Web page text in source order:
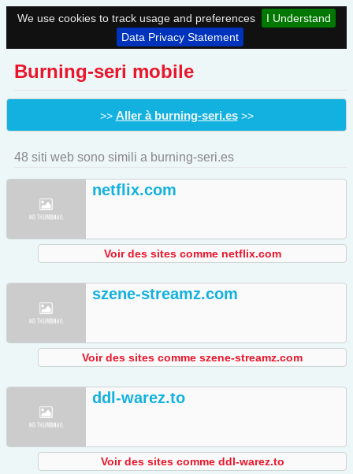
We use cookies to track usage and preferences
I Understand
Data Privacy Statement
Burning-seri mobile
>> Aller à burning-seri.es>>
48 siti web sono simili a burning-seri.es
netflix.com
Voir des sites comme netflix.com
szene-streamz.com
Voir des sites comme szene-streamz.com
ddl-warez.to
Voir des sites comme ddl-warez.to